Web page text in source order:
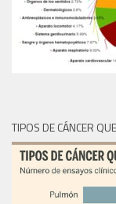
TIPOS DE CÁNCER